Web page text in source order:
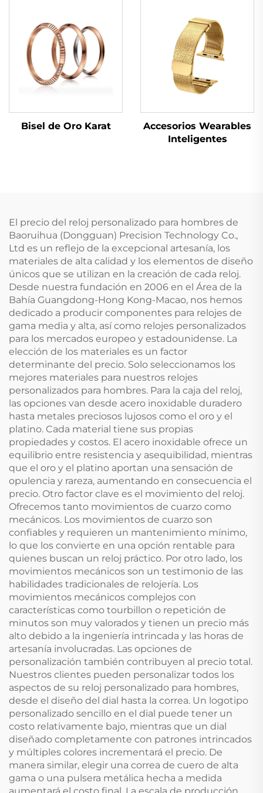
Bisel de Oro Karat
Accesorios Wearables
Inteligentes
El precio del reloj personalizado para hombres de
Baoruihua (Dongguan) Precision Technology Co.,
Ltd es un reflejo de la excepcional artesanía, los
materiales de alta calidad y los elementos de diseño
únicos que se utilizan en la creación de cada reloj.
Desde nuestra fundación en 2006 en el Área de la
Bahía Guangdong-Hong Kong-Macao, nos hemos
dedicado a producir componentes para relojes de
gama media y alta, así como relojes personalizados
para los mercados europeo y estadounidense. La
elección de los materiales es un factor
determinante del precio. Solo seleccionamos los
mejores materiales para nuestros relojes
personalizados para hombres. Para la caja del reloj,
las opciones van desde acero inoxidable duradero
hasta metales preciosos lujosos como el oro y el
platino. Cada material tiene sus propias
propiedades y costos. El acero inoxidable ofrece un
equilibrio entre resistencia y asequibilidad, mientras
que el oro y el platino aportan una sensación de
opulencia y rareza, aumentando en consecuencia el
precio. Otro factor clave es el movimiento del reloj.
Ofrecemos tanto movimientos de cuarzo como
mecánicos. Los movimientos de cuarzo son
confiables y requieren un mantenimiento mínimo,
lo que los convierte en una opción rentable para
quienes buscan un reloj práctico. Por otro lado, los
movimientos mecánicos son un testimonio de las
habilidades tradicionales de relojería. Los
movimientos mecánicos complejos con
características como tourbillon o repetición de
minutos son muy valorados y tienen un precio más
alto debido a la ingeniería intrincada y las horas de
artesanía involucradas. Las opciones de
personalización también contribuyen al precio total.
Nuestros clientes pueden personalizar todos los
aspectos de su reloj personalizado para hombres,
desde el diseño del dial hasta la correa. Un logotipo
personalizado sencillo en el dial puede tener un
costo relativamente bajo, mientras que un dial
diseñado completamente con patrones intrincados
y múltiples colores incrementará el precio. De
manera similar, elegir una correa de cuero de alta
gama o una pulsera metálica hecha a medida